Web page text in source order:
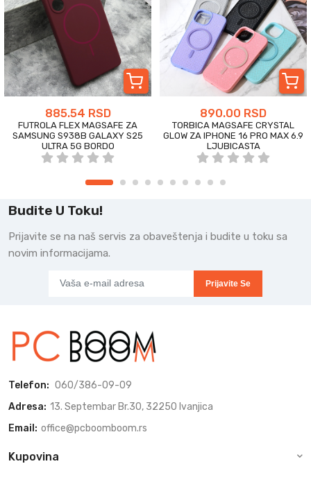
885.54 RSD
FUTROLA FLEX MAGSAFE ZA
SAMSUNG S938B GALAXY S25
ULTRA 5G BORDO
890.00 RSD
TORBICA MAGSAFE CRYSTAL
GLOW ZA IPHONE 16 PRO MAX 6.9
LJUBICASTA
Budite U Toku!
Prijavite se na naš servis za obaveštenja i budite u toku sa
novim informacijama.
Prijavite Se
Telefon: 060/386-09-09
Adresa: 13. Septembar Br.30, 32250 Ivanjica
Email: office@pcboomboom.rs
Kupovina